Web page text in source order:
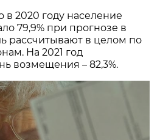
в 2020 году население
79,9% при прогнозе в
рассчитывают в целом по
На 2021 год
возмещения – 82,3%.